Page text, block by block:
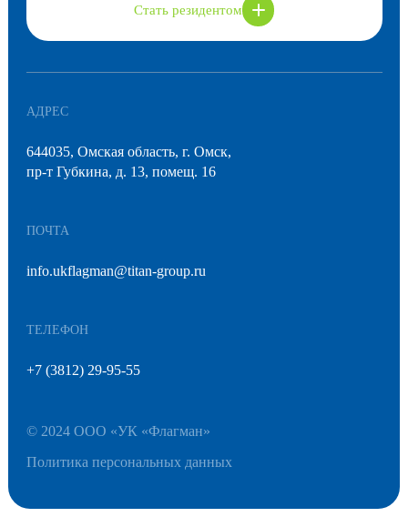
Стать резидентом
АДРЕС
644035, Омская область, г. Омск,
пр-т Губкина, д. 13, помещ. 16
ПОЧТА
info.ukflagman@titan-group.ru
ТЕЛЕФОН
+7 (3812) 29-95-55
© 2024 ООО «УК «Флагман»
Политика персональных данных